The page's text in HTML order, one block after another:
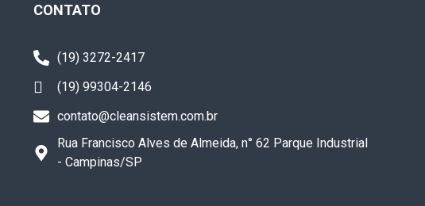
CONTATO
(19) 3272-2417
(19) 99304-2146
contato@cleansistem.com.br
Rua Francisco Alves de Almeida, n° 62 Parque Industrial
- Campinas/SP